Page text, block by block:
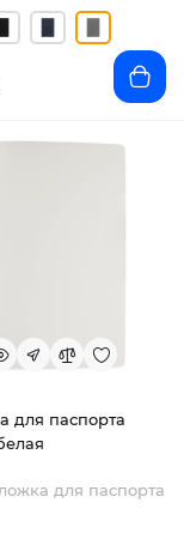
для паспорта
для паспорта